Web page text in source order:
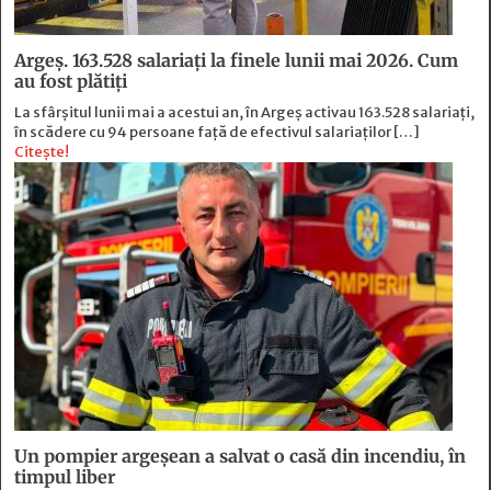
Argeș. 163.528 salariați la finele lunii mai 2026. Cum
au fost plătiți
La sfârșitul lunii mai a acestui an, în Argeş activau 163.528 salariați,
în scădere cu 94 persoane faţă de efectivul salariaţilor […]
Citește!
Un pompier argeșean a salvat o casă din incendiu, în
timpul liber